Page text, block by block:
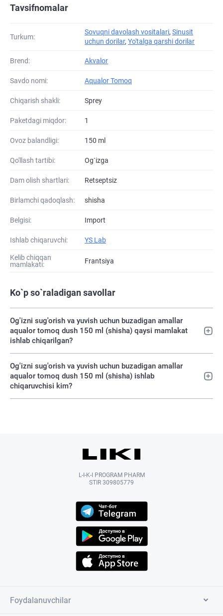
Tavsifnomalar
Turkum:
Sovuqni davolash vositalari, Sinusit
uchun dorilar, Yo'talga qarshi dorilar
Brend: Akvalor
Savdo nomi: Aqualor Tomoq
Chiqarish shakli: Sprey
Paketdagi miqdor: 1
Ovoz balandligi: 150 ml
Qo'llash tartibi: Og`izga
Dam olish shartlari: Retseptsiz
Birlamchi qadoqlash: shisha
Belgisi: Import
Ishlab chiqaruvchi: YS Lab
Kelib chiqqan
mamlakati:
Frantsiya
Ko`p so`raladigan savollar
Og'izni sug'orish va yuvish uchun buzadigan amallar
aqualor tomoq dush 150 ml (shisha) qaysi mamlakat
ishlab chiqarilgan?
Og'izni sug'orish va yuvish uchun buzadigan amallar
aqualor tomoq dush 150 ml (shisha) ishlab
chiqaruvchisi kim?
L-I-K-I PROGRAM PHARM
STIR 309805779
Foydalanuvchilar